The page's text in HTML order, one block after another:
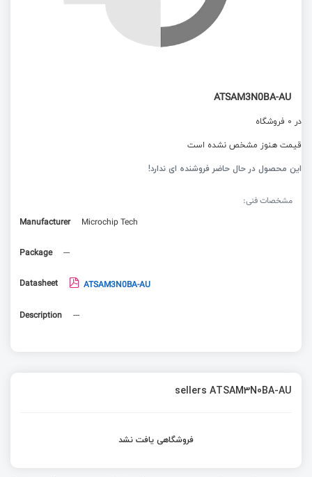
ATSAM3N0BA-AU
در 0 فروشگاه
قیمت هنوز مشخص نشده است
این محصول در حال حاضر فروشنده ای ندارد!
مشخصات فنی:
Manufacturer
Microchip Tech
Package ---
Datasheet ATSAM3N0BA-AU
Description ---
sellers ATSAM3N0BA-AU
فروشگاهی یافت نشد